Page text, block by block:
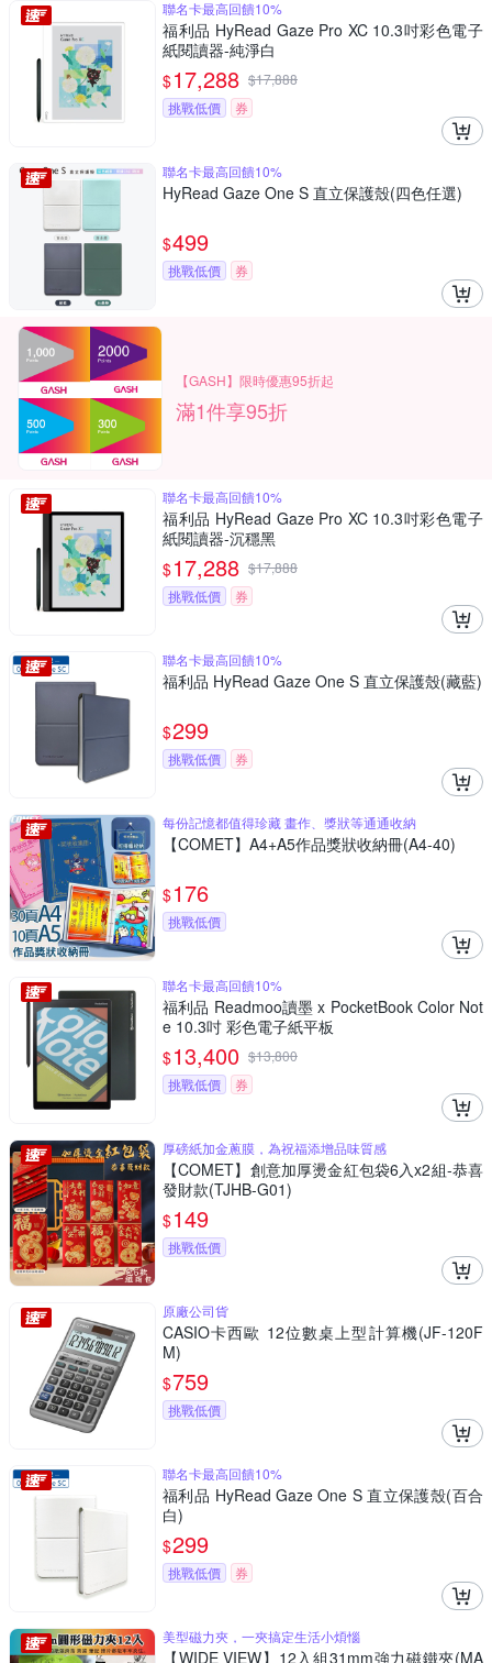
聯名卡最高回饋10%
福利品 HyRead Gaze Pro XC 10.3吋彩色電子
紙閱讀器-純淨白
$17,288 $17,888
挑戰低價
券
聯名卡最高回饋10%
HyRead Gaze One S 直立保護殼(四色任選)
$499
挑戰低價 券
【GASH】限時優惠95折起
滿1件享95折
聯名卡最高回饋10%
福利品 HyRead Gaze Pro XC 10.3吋彩色電子
紙閱讀器-沉穩黑
$17,288 $17,888
挑戰低價
券
聯名卡最高回饋10%
福利品 HyRead Gaze One S 直立保護殼(藏藍)
$299
挑戰低價 券
每份記憶都值得珍藏 畫作、獎狀等通通收納
【COMET】A4+A5作品獎狀收納冊(A4-40)
$176
挑戰低價
聯名卡最高回饋10%
福利品 Readmoo讀墨 x PocketBook Color Not
e 10.3吋 彩色電子紙平板
$13,400 $13,800
挑戰低價
券
厚磅紙加金蔥膜，為祝福添增品味質感
【COMET】創意加厚燙金紅包袋6入x2組-恭喜
發財款(TJHB-G01)
$149
挑戰低價
原廠公司貨
CASIO卡西歐 12位數桌上型計算機(JF-120F
M)
$759
挑戰低價
聯名卡最高回饋10%
福利品 HyRead Gaze One S 直立保護殼(百合
白)
$299
挑戰低價 券
美型磁力夾，一夾搞定生活小煩惱
【WIDE VIEW】12入組31mm強力磁鐵夾(MA